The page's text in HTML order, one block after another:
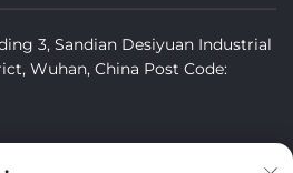
3, Sandian Desiyuan Industrial
Wuhan, China Post Code: